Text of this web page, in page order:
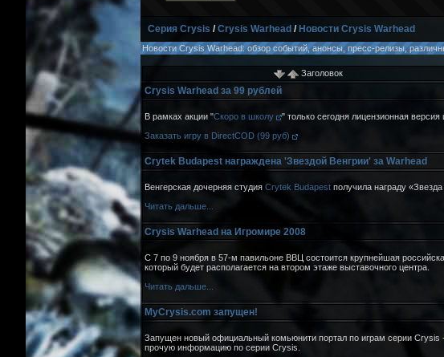
Серия Crysis /Crysis Warhead / Новости Crysis Warhead
Новости Crysis Warhead: обзор событий, анонсы, пресс-релизы,
Заголовок
Crysis Warhead за 99 рублей
В рамках акции "Скоро в школу " только сегодня лицензионная версия
Заказать игру в DirectCOD (99 руб)
Crytek Budapest награждена 'Звездой Венгрии' за Warhead
Венгерская дочерняя студия Crytek Budapestполучила награду
Читать дальше...
Crysis Warhead на Игромире 2008
С 7 по 9 ноября в 57-м павильоне ВВЦ состоится крупнейшая
который будет располагается на втором этаже выставочного центра.
Читать дальше...
MyCrysis.com запущен!
Запущен новый официальный комьюнити портал по играм серии Crysis
прочую информацию по серии Crysis.